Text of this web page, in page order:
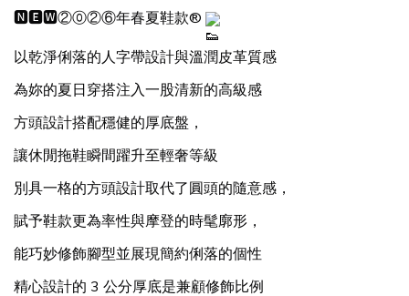
🅽🅴🆆②⓪②⑥年春夏鞋款®
以乾淨俐落的人字帶設計與溫潤皮革質感
為妳的夏日穿搭注入一股清新的高級感
方頭設計搭配穩健的厚底盤，
讓休閒拖鞋瞬間躍升至輕奢等級
別具一格的方頭設計取代了圓頭的隨意感，
賦予鞋款更為率性與摩登的時髦廓形，
能巧妙修飾腳型並展現簡約俐落的個性
精心設計的 3 公分厚底是兼顧修飾比例